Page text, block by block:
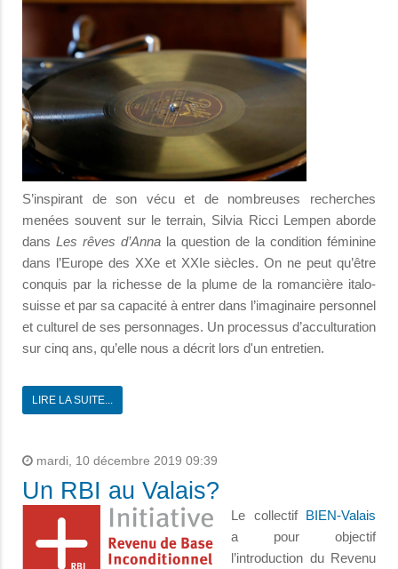
S’inspirant de son vécu et de nombreuses recherches
menées souvent sur le terrain, Silvia Ricci Lempen aborde
dans Les rêves d’Anna la question de la condition féminine
dans l’Europe des XXe et XXIe siècles. On ne peut qu’être
conquis par la richesse de la plume de la romancière italo-
suisse et par sa capacité à entrer dans l’imaginaire personnel
et culturel de ses personnages. Un processus d’acculturation
sur cinq ans, qu’elle nous a décrit lors d'un entretien.
LIRE LA SUITE...
mardi, 10 décembre 2019 09:39
Un RBI au Valais?
Le collectif BIEN-Valais
a pour objectif
l’introduction du Revenu